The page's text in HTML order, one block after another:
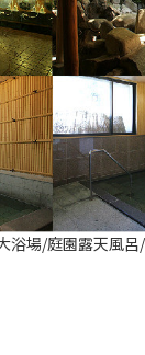
浴場/庭園露天風